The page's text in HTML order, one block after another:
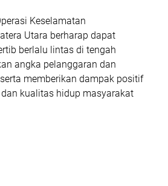
Keselamatan
Utara berharap dapat
berlalu lintas di tengah
angka pelanggaran dan
memberikan dampak positif
kualitas hidup masyarakat